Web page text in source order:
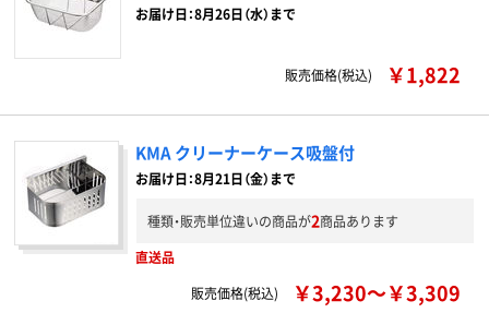
お届け日：8月26日（水）まで
販売価格(税込) ￥1,822
KMA クリーナーケース吸盤付
お届け日：8月21日（金）まで
種類・販売単位違いの商品が2商品あります
直送品
販売価格(税込)
￥3,230～￥3,309